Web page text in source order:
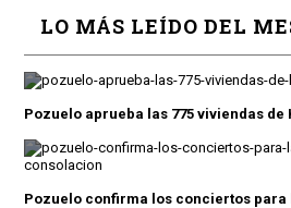
LO MÁS LEÍDO DEL
Pozuelo aprueba las 775 viviendas de
Pozuelo confirma los conciertos para